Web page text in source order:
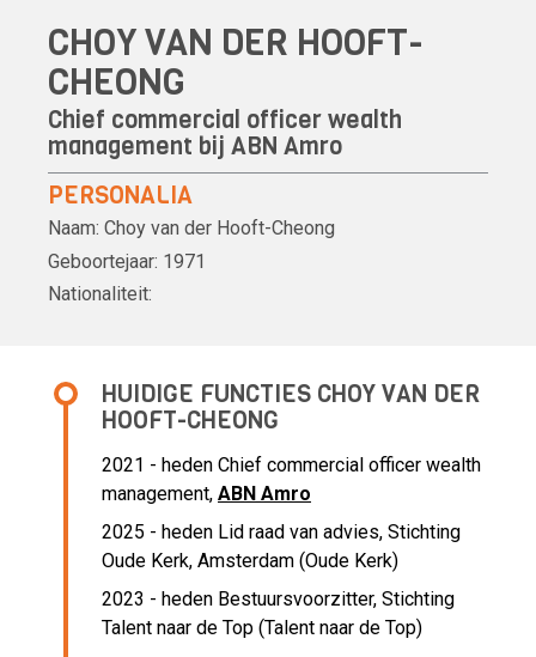
CHOY VAN DER HOOFT-
CHEONG
Chief commercial officer wealth
management bij ABN Amro
PERSONALIA
Naam: Choy van der Hooft-Cheong
Geboortejaar: 1971
Nationaliteit:
HUIDIGE FUNCTIES CHOY VAN DER
HOOFT-CHEONG
2021 - heden Chief commercial officer wealth
management, ABN Amro
2025 - heden Lid raad van advies, Stichting
Oude Kerk, Amsterdam (Oude Kerk)
2023 - heden Bestuursvoorzitter, Stichting
Talent naar de Top (Talent naar de Top)